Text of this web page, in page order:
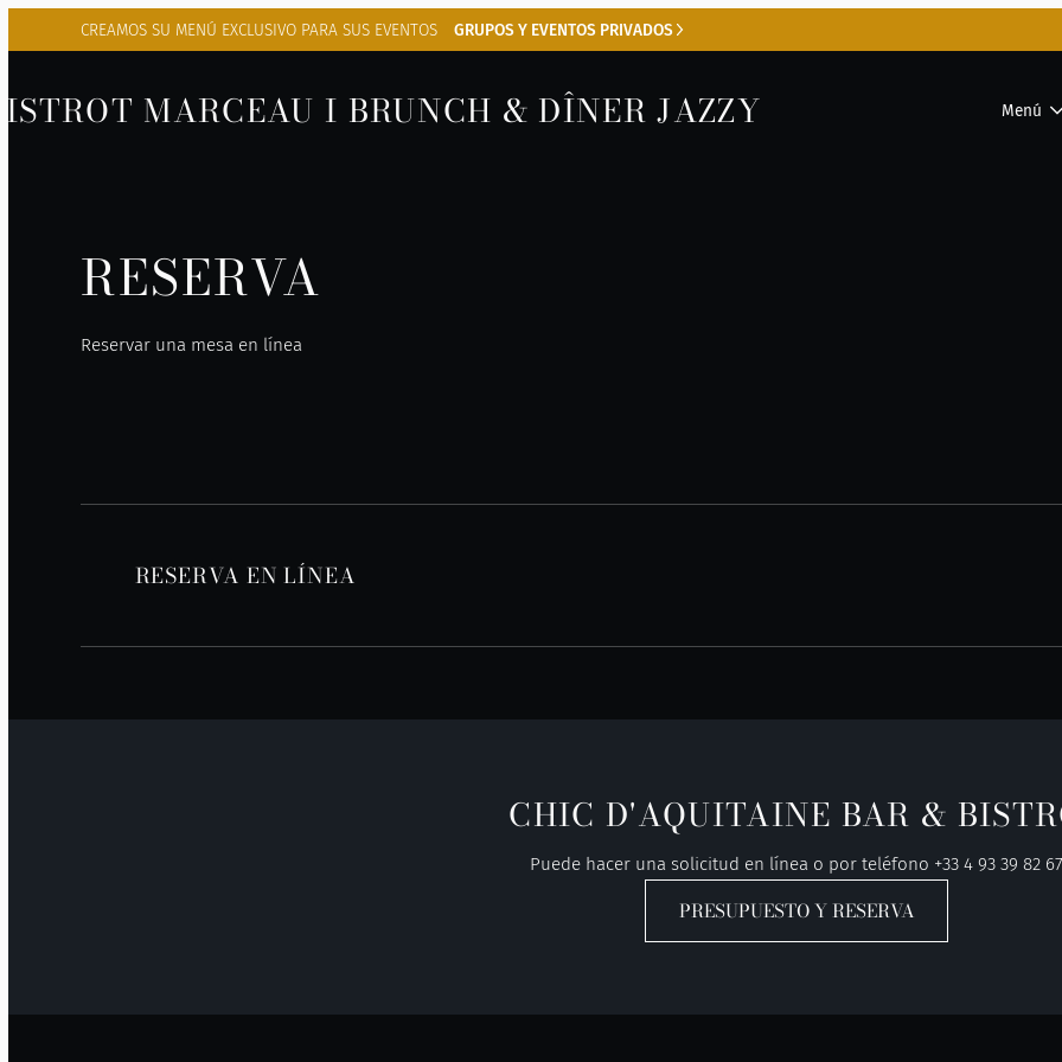
CREAMOS SU MENÚ EXCLUSIVO PARA SUS EVENTOS GRUPOS Y EVENTOS PRIVADOS
MARCEAU I BRUNCH & DÎNER JAZZY Menú
RESERVA
Reservar una mesa en línea
RESERVA EN LÍNEA
CHIC D'AQUITAINE BAR &
Puede hacer una solicitud en línea o por teléfono +33 4 93 39 82 67
PRESUPUESTO Y RESERVA